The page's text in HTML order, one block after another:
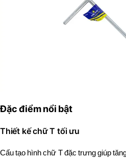
Đặc điểm nổi bật
Thiết kế chữ T tối ưu
Cấu tạo hình chữ T đặc trưng giúp